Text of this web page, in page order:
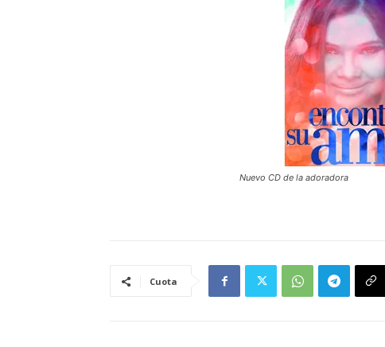
Nuevo CD de la adoradora
Cuota